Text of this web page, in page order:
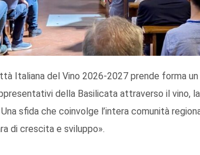
Italiana del Vino 2026-2027 prende forma
della Basilicata attraverso il vino,
sfida che coinvolge l’intera comunità
di crescita e sviluppo».